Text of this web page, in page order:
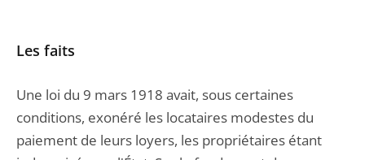
Les faits
Une loi du 9 mars 1918 avait, sous certaines
conditions, exonéré les locataires modestes du
paiement de leurs loyers, les propriétaires étant